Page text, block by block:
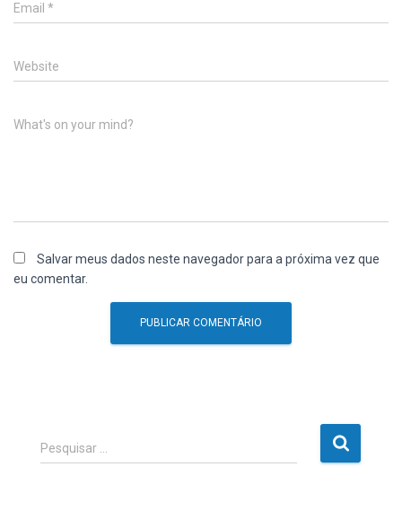
Email *
Website
What's on your mind?
Salvar meus dados neste navegador para a próxima vez que
eu comentar.
P
e
Pesquisar …